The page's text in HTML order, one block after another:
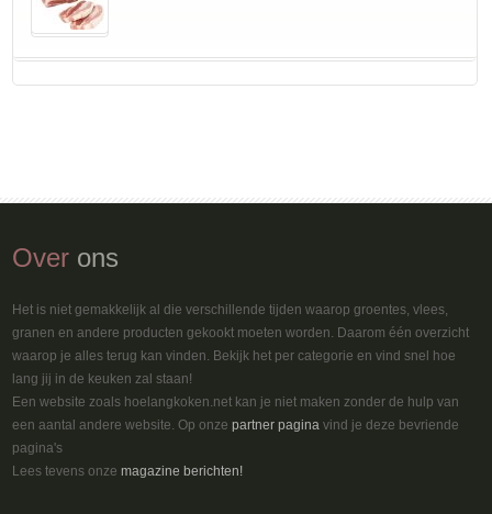
Over ons
Het is niet gemakkelijk al die verschillende tijden waarop groentes, vlees,
granen en andere producten gekookt moeten worden. Daarom één overzicht
waarop je alles terug kan vinden. Bekijk het per categorie en vind snel hoe
lang jij in de keuken zal staan!
Een website zoals hoelangkoken.net kan je niet maken zonder de hulp van
een aantal andere website. Op onzepartner pagina vind je deze bevriende
pagina's
Lees tevens onzemagazine berichten!